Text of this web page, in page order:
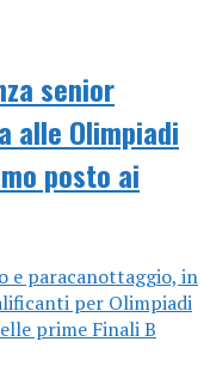
senior
alle Olimpiadi
posto ai
e paracanottaggio, in
per Olimpiadi
prime Finali B